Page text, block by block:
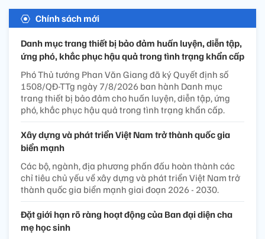
Chính sách mới
Danh mục trang thiết bị bảo đảm huấn luyện, diễn tập,
ứng phó, khắc phục hậu quả trong tình trạng khẩn cấp
Phó Thủ tướng Phan Văn Giang đã ký Quyết định số
1508/QĐ-TTg ngày 7/8/2026 ban hành Danh mục
trang thiết bị bảo đảm cho huấn luyện, diễn tập, ứng
phó, khắc phục hậu quả trong tình trạng khẩn cấp.
Xây dựng và phát triển Việt Nam trở thành quốc gia
biển mạnh
Các bộ, ngành, địa phương phấn đấu hoàn thành các
chỉ tiêu chủ yếu về xây dựng và phát triển Việt Nam trở
thành quốc gia biển mạnh giai đoạn 2026 - 2030.
Đặt giới hạn rõ ràng hoạt động của Ban đại diện cha
mẹ học sinh